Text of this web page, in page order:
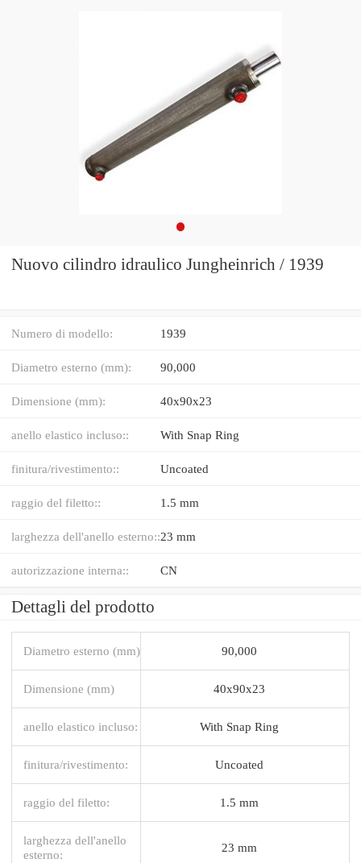
Nuovo cilindro idraulico Jungheinrich / 1939
Numero di modello: 1939
Diametro esterno (mm): 90,000
Dimensione (mm): 40x90x23
anello elastico incluso:: With Snap Ring
finitura/rivestimento:: Uncoated
raggio del filetto:: 1.5 mm
larghezza dell'anello esterno::23 mm
autorizzazione interna:: CN
Dettagli del prodotto
Diametro esterno (mm) 90,000
Dimensione (mm) 40x90x23
anello elastico incluso: With Snap Ring
finitura/rivestimento: Uncoated
raggio del filetto: 1.5 mm
larghezza dell'anello
esterno:
23 mm